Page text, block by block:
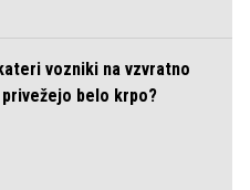
vozniki na vzvratno
belo krpo?